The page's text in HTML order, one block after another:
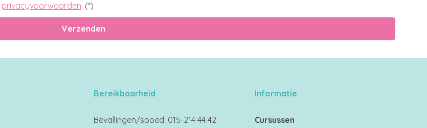
privacyvoorwaarden. (*)
Bereikbaarheid
Bevallingen/spoed: 015-214 44 42
Informatie
Cursussen